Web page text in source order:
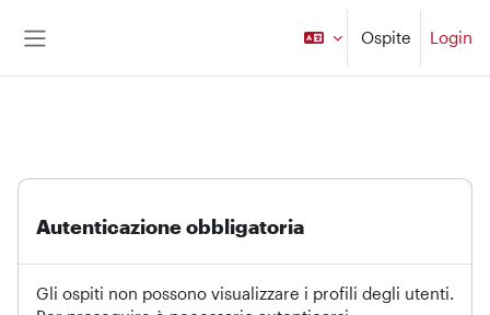
Ospite Login
Autenticazione obbligatoria
Gli ospiti non possono visualizzare i profili degli utenti.